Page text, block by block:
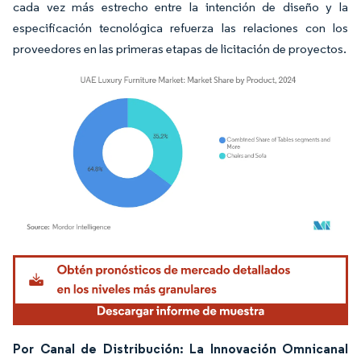
cada vez más estrecho entre la intención de diseño y la
especificación tecnológica refuerza las relaciones con los
proveedores en las primeras etapas de licitación de proyectos.
Imagen © Mordor Intelligence. El uso requiere atribución según CC BY 4.0.
Por Canal de Distribución: La Innovación Omnicanal